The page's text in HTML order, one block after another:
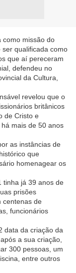
como missão do
qualificada como
que aí pereceram
defendeu no
da Cultura,
revelou que o
britânicos
de Cristo e
mais de 50 anos
as instâncias de
que
homenagear os
tinha já 39 anos de
prisões
centenas de
funcionários
data da criação da
a sua criação,
300 pessoas, um
entre outros